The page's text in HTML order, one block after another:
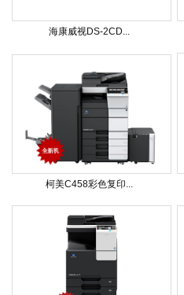
海康威视DS-2CD...
柯美C458彩色复印...